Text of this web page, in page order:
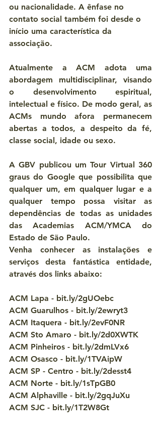
ou nacionalidade. A ênfase no
contato social também foi desde o
início uma característica da
associação.
Atualmente a ACM adota uma
abordagem multidisciplinar, visando
o desenvolvimento espiritual,
intelectual e físico. De modo geral, as
ACMs mundo afora permanecem
abertas a todos, a despeito da fé,
classe social, idade ou sexo.
A GBV publicou um Tour Virtual 360
graus do Google que possibilita que
qualquer um, em qualquer lugar e a
qualquer tempo possa visitar as
dependências de todas as unidades
das Academias ACM/YMCA do
Estado de São Paulo.
Venha conhecer as instalações e
serviços desta fantástica entidade,
através dos links abaixo:
ACM Lapa - bit.ly/2gUOebc
ACM Guarulhos - bit.ly/2ewryt3
ACM Itaquera - bit.ly/2evF0NR
ACM Sto Amaro - bit.ly/2d0XWTK
ACM Pinheiros - bit.ly/2dmLVx6
ACM Osasco - bit.ly/1TVAipW
ACM SP - Centro - bit.ly/2desst4
ACM Norte - bit.ly/1sTpGB0
ACM Alphaville - bit.ly/2gqJuXu
ACM SJC - bit.ly/1T2W8Gt